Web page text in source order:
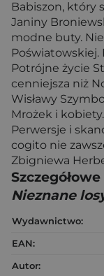
Babiszon, który
Janiny
modne buty.
Potrójne życie
cenniejsza niż
Wisławy
Mrożek i
Perwersje i
cogito nie
Zbigniewa
Nieznane
Wydawnictwo:
EAN:
Autor: